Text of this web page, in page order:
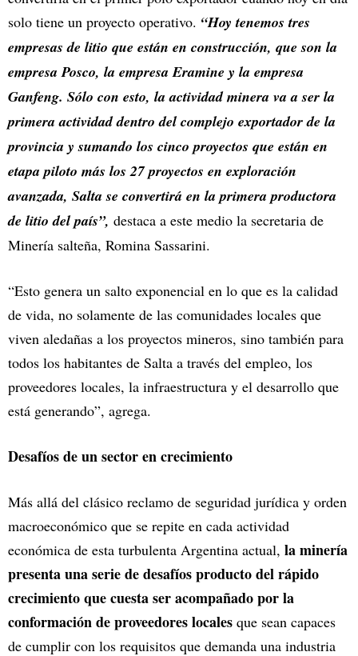
solo tiene un proyecto operativo. “Hoy tenemos tres
empresas de litio que están en construcción, que son la
empresa Posco, la empresa Eramine y la empresa
Ganfeng. Sólo con esto, la actividad minera va a ser la
primera actividad dentro del complejo exportador de la
provincia y sumando los cinco proyectos que están en
etapa piloto más los 27 proyectos en exploración
avanzada, Salta se convertirá en la primera productora
de litio del país”, destaca a este medio la secretaria de
Minería salteña, Romina Sassarini.
“Esto genera un salto exponencial en lo que es la calidad
de vida, no solamente de las comunidades locales que
viven aledañas a los proyectos mineros, sino también para
todos los habitantes de Salta a través del empleo, los
proveedores locales, la infraestructura y el desarrollo que
está generando”, agrega.
Desafíos de un sector en crecimiento
Más allá del clásico reclamo de seguridad jurídica y orden
macroeconómico que se repite en cada actividad
económica de esta turbulenta Argentina actual, la minería
presenta una serie de desafíos producto del rápido
crecimiento que cuesta ser acompañado por la
conformación de proveedores locales que sean capaces
de cumplir con los requisitos que demanda una industria